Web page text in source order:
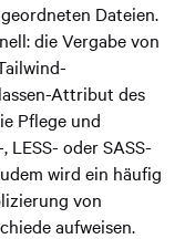
Dateien.
die Vergabe von
Attribut des
Pflege und
oder SASS-
wird ein häufig
von
aufweisen.